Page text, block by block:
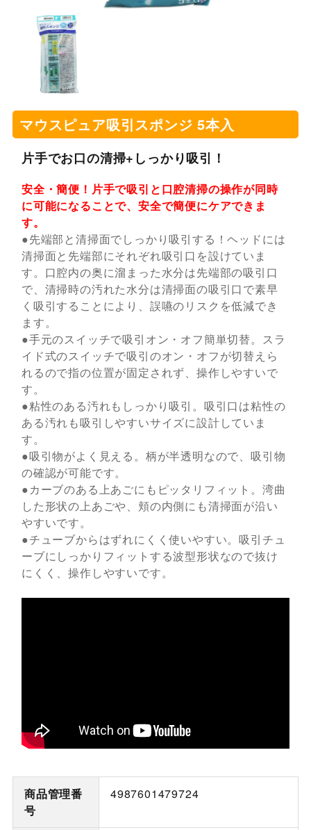
マウスピュア吸引スポンジ 5本入
片手でお口の清掃+しっかり吸引！
安全・簡便！片手で吸引と口腔清掃の操作が同時
に可能になることで、安全で簡便にケアできま
す。
●先端部と清掃面でしっかり吸引する！ヘッドには
清掃面と先端部にそれぞれ吸引口を設けていま
す。口腔内の奥に溜まった水分は先端部の吸引口
で、清掃時の汚れた水分は清掃面の吸引口で素早
く吸引することにより、誤嚥のリスクを低減でき
ます。
●手元のスイッチで吸引オン・オフ簡単切替。スラ
イド式のスイッチで吸引のオン・オフが切替えら
れるので指の位置が固定されず、操作しやすいで
す。
●粘性のある汚れもしっかり吸引。吸引口は粘性の
ある汚れも吸引しやすいサイズに設計していま
す。
●吸引物がよく見える。柄が半透明なので、吸引物
の確認が可能です。
●カーブのある上あごにもピッタリフィット。湾曲
した形状の上あごや、頬の内側にも清掃面が沿い
やすいです。
●チューブからはずれにくく使いやすい。吸引チュ
ーブにしっかりフィットする波型形状なので抜け
にくく、操作しやすいです。
商品管理番
号
4987601479724